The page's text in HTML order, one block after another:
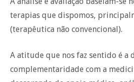
terapias que dispomos,
(terapêutica não convencional).
A atitude que nos faz sentido é a
complementaridade com a